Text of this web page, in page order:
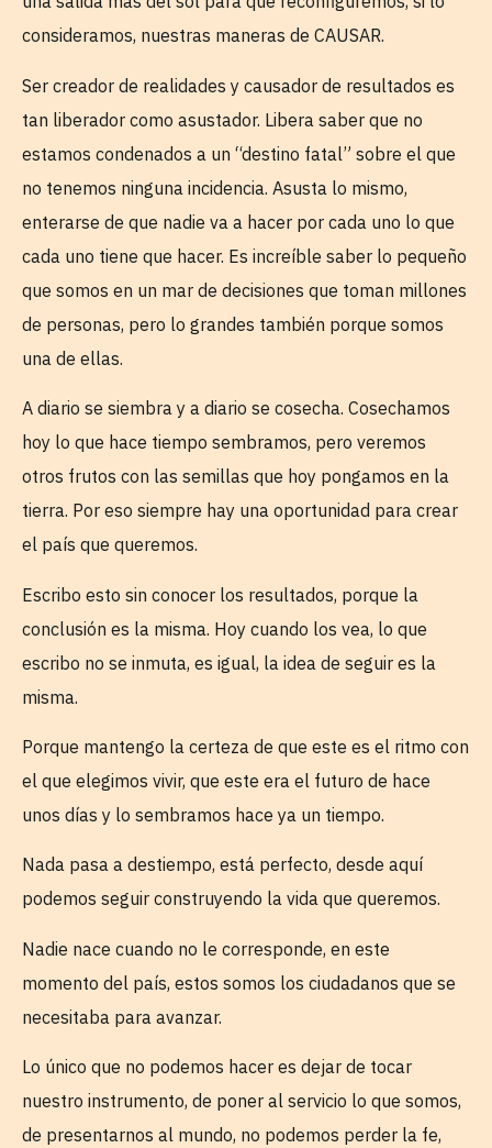
consideramos, nuestras maneras de CAUSAR.
Ser creador de realidades y causador de resultados es
tan liberador como asustador. Libera saber que no
estamos condenados a un “destino fatal” sobre el que
no tenemos ninguna incidencia. Asusta lo mismo,
enterarse de que nadie va a hacer por cada uno lo que
cada uno tiene que hacer. Es increíble saber lo pequeño
que somos en un mar de decisiones que toman millones
de personas, pero lo grandes también porque somos
una de ellas.
A diario se siembra y a diario se cosecha. Cosechamos
hoy lo que hace tiempo sembramos, pero veremos
otros frutos con las semillas que hoy pongamos en la
tierra. Por eso siempre hay una oportunidad para crear
el país que queremos.
Escribo esto sin conocer los resultados, porque la
conclusión es la misma. Hoy cuando los vea, lo que
escribo no se inmuta, es igual, la idea de seguir es la
misma.
Porque mantengo la certeza de que este es el ritmo con
el que elegimos vivir, que este era el futuro de hace
unos días y lo sembramos hace ya un tiempo.
Nada pasa a destiempo, está perfecto, desde aquí
podemos seguir construyendo la vida que queremos.
Nadie nace cuando no le corresponde, en este
momento del país, estos somos los ciudadanos que se
necesitaba para avanzar.
Lo único que no podemos hacer es dejar de tocar
nuestro instrumento, de poner al servicio lo que somos,
de presentarnos al mundo, no podemos perder la fe,